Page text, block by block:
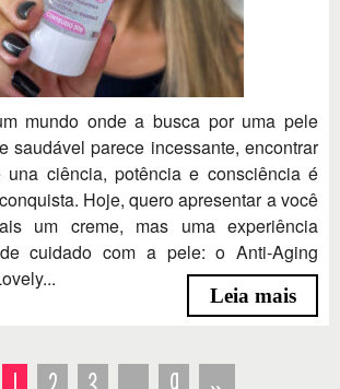
mundo onde a busca por uma pele
saudável parece incessante, encontrar
una ciência, potência e consciência é
Hoje, quero apresentar a você
um creme, mas uma experiência
de cuidado com a pele: o Anti-Aging
Leia mais